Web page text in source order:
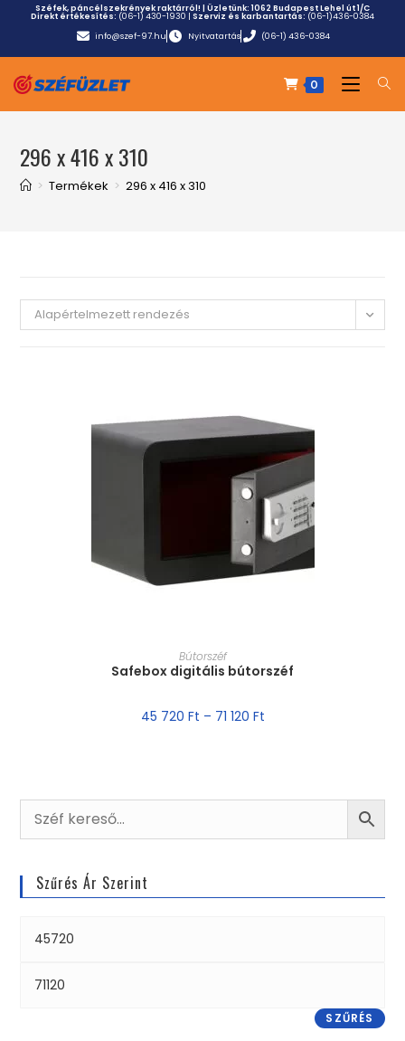
Széfek, páncélszekrények raktárról! | Üzletünk:1062 Budapest Lehel út 1/C
Direkt értékesítés: (06-1) 430-1930 | Szerviz és karbantartás: (06-1)436-0384
info@szef-97.hu
Nyitvatartás (06-1) 436-0384
0
296 x 416 x 310
> Termékek > 296 x 416 x 310
Alapértelmezett rendezés
MÉRET VÁLASZTÁSA
Bútorszéf
Safebox digitális bútorszéf
45 720 Ft – 71 120 Ft
Szűrés Ár Szerint
SZŰRÉS